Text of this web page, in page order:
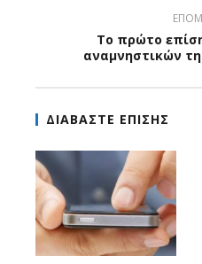
Το πρώτο
αναμνηστικών
ΔΙΑΒΑΣΤΕ ΕΠΙΣΗΣ